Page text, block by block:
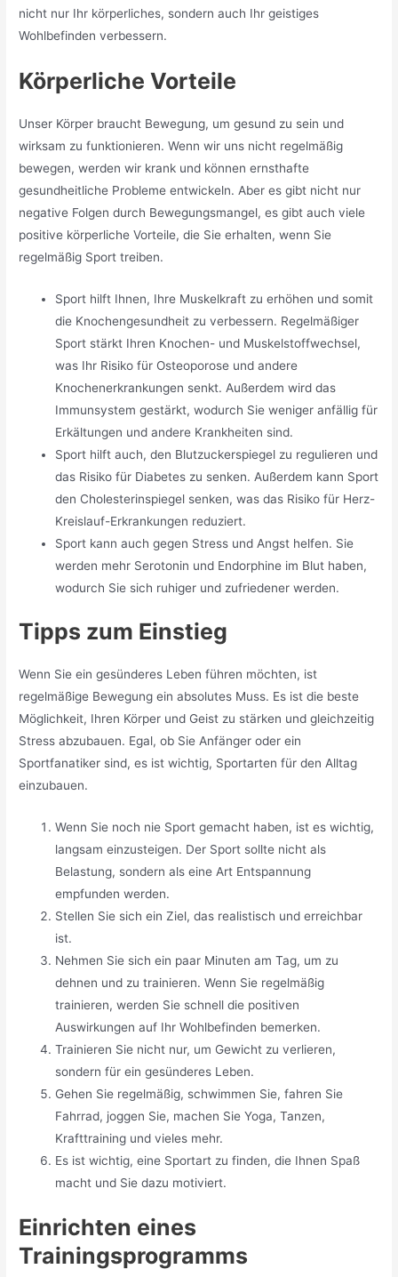
nicht nur Ihr körperliches, sondern auch Ihr geistiges
Wohlbefinden verbessern.
Körperliche Vorteile
Unser Körper braucht Bewegung, um gesund zu sein und
wirksam zu funktionieren. Wenn wir uns nicht regelmäßig
bewegen, werden wir krank und können ernsthafte
gesundheitliche Probleme entwickeln. Aber es gibt nicht nur
negative Folgen durch Bewegungsmangel, es gibt auch viele
positive körperliche Vorteile, die Sie erhalten, wenn Sie
regelmäßig Sport treiben.
Sport hilft Ihnen, Ihre Muskelkraft zu erhöhen und somit
die Knochengesundheit zu verbessern. Regelmäßiger
Sport stärkt Ihren Knochen- und Muskelstoffwechsel,
was Ihr Risiko für Osteoporose und andere
Knochenerkrankungen senkt. Außerdem wird das
Immunsystem gestärkt, wodurch Sie weniger anfällig für
Erkältungen und andere Krankheiten sind.
Sport hilft auch, den Blutzuckerspiegel zu regulieren und
das Risiko für Diabetes zu senken. Außerdem kann Sport
den Cholesterinspiegel senken, was das Risiko für Herz-
Kreislauf-Erkrankungen reduziert.
Sport kann auch gegen Stress und Angst helfen. Sie
werden mehr Serotonin und Endorphine im Blut haben,
wodurch Sie sich ruhiger und zufriedener werden.
Tipps zum Einstieg
Wenn Sie ein gesünderes Leben führen möchten, ist
regelmäßige Bewegung ein absolutes Muss. Es ist die beste
Möglichkeit, Ihren Körper und Geist zu stärken und gleichzeitig
Stress abzubauen. Egal, ob Sie Anfänger oder ein
Sportfanatiker sind, es ist wichtig, Sportarten für den Alltag
einzubauen.
Wenn Sie noch nie Sport gemacht haben, ist es wichtig,
langsam einzusteigen. Der Sport sollte nicht als
Belastung, sondern als eine Art Entspannung
empfunden werden.
Stellen Sie sich ein Ziel, das realistisch und erreichbar
ist.
Nehmen Sie sich ein paar Minuten am Tag, um zu
dehnen und zu trainieren. Wenn Sie regelmäßig
trainieren, werden Sie schnell die positiven
Auswirkungen auf Ihr Wohlbefinden bemerken.
Trainieren Sie nicht nur, um Gewicht zu verlieren,
sondern für ein gesünderes Leben.
Gehen Sie regelmäßig, schwimmen Sie, fahren Sie
Fahrrad, joggen Sie, machen Sie Yoga, Tanzen,
Krafttraining und vieles mehr.
Es ist wichtig, eine Sportart zu finden, die Ihnen Spaß
macht und Sie dazu motiviert.
Einrichten eines
Trainingsprogramms